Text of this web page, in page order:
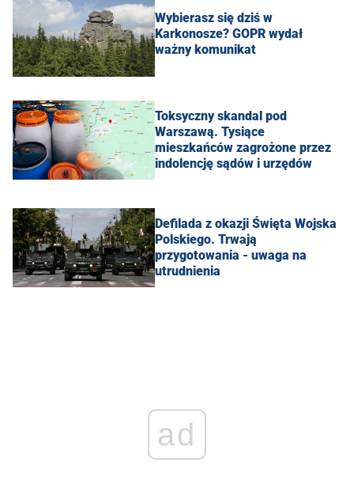
Wybierasz się dziś w
Karkonosze? GOPR wydał
ważny komunikat
Toksyczny skandal pod
Warszawą. Tysiące
mieszkańców zagrożone przez
indolencję sądów i urzędów
Defilada z okazji Święta Wojska
Polskiego. Trwają
przygotowania - uwaga na
utrudnienia
ad